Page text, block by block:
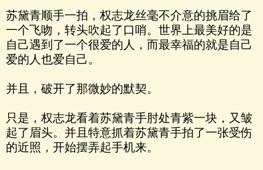
苏黛青顺手一拍，权志龙丝毫不介意的挑眉给了
一个飞吻，转头吹起了口哨。世界上最美好的是
自己遇到了一个很爱的人，而最幸福的就是自己
爱的人也爱自己。
并且，破开了那微妙的默契。
只是，权志龙看着苏黛青手肘处青紫一块，又皱
起了眉头。并且特意抓着苏黛青手拍了一张受伤
的近照，开始摆弄起手机来。